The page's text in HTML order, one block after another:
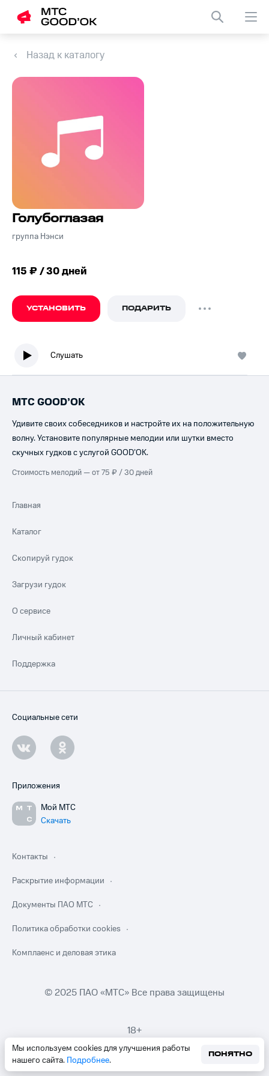
Назад к каталогу
Голубоглазая
группа Нэнси
115 ₽ / 30 дней
УСТАНОВИТЬ ПОДАРИТЬ
Слушать
Мы используем cookies для улучшения работы
нашего сайта. Подробнее.
ПОНЯТНО
МТС GOOD’OK
Удивите своих собеседников и настройте их на положительную
волну. Установите популярные мелодии или шутки вместо
скучных гудков с услугой GOOD’OK.
Стоимость мелодий — от 75 ₽ / 30 дней
Главная
Каталог
Скопируй гудок
Загрузи гудок
О сервисе
Личный кабинет
Поддержка
Социальные сети
Приложения
Мой МТС
Скачать
Контакты
Раскрытие информации
Документы ПАО МТС
Политика обработки cookies
Комплаенс и деловая этика
© 2025 ПАО «МТС» Все права защищены
18+